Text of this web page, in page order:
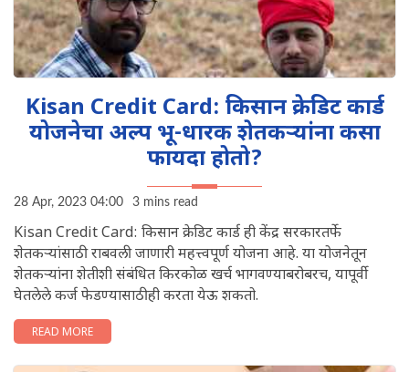
Kisan Credit Card: किसान क्रेडिट कार्ड
योजनेचा अल्प भू-धारक शेतकऱ्यांना कसा
फायदा होतो?
28 Apr, 2023 04:00 3 mins read
Kisan Credit Card: किसान क्रेडिट कार्ड ही केंद्र सरकारतर्फे
शेतकऱ्यांसाठी राबवली जाणारी महत्त्वपूर्ण योजना आहे. या योजनेतून
शेतकऱ्यांना शेतीशी संबंधित किरकोळ खर्च भागवण्याबरोबरच, यापूर्वी
घेतलेले कर्ज फेडण्यासाठीही करता येऊ शकतो.
READ MORE